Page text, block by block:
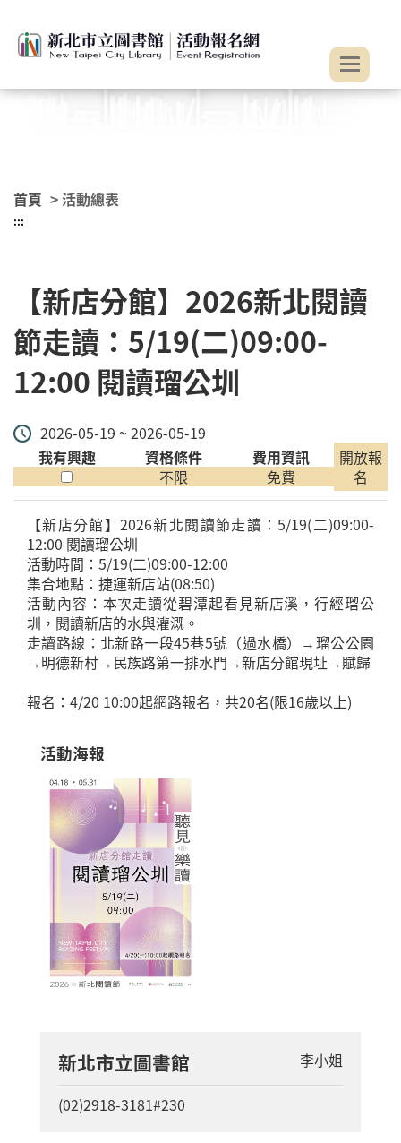
首頁 > 活動總表
:::
【新店分館】2026新北閱讀
節走讀：5/19(二)09:00-
12:00 閱讀瑠公圳
2026-05-19 ~ 2026-05-19
我有興趣
資格條件
不限
費用資訊
免費
開放報
名
【新店分館】2026新北閱讀節走讀：5/19(二)09:00-
12:00 閱讀瑠公圳
活動時間：5/19(二)09:00-12:00
集合地點：捷運新店站(08:50)
活動內容：本次走讀從碧潭起看見新店溪，行經瑠公
圳，閱讀新店的水與灌溉。
走讀路線：北新路一段45巷5號（過水橋）→瑠公公園
→明德新村→民族路第一排水門→新店分館現址→賦歸
報名：4/20 10:00起網路報名，共20名(限16歲以上)
活動海報
新北市立圖書館 李小姐
(02)2918-3181#230